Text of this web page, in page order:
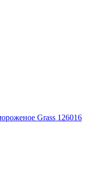
Grass 126016